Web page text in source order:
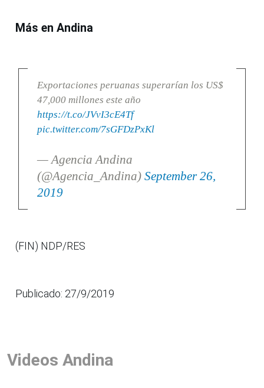
Más en Andina
Exportaciones peruanas superarían los US$
47,000 millones este año
https://t.co/JVvI3cE4Tf
pic.twitter.com/7sGFDzPxKl
— Agencia Andina
(@Agencia_Andina) September 26,
2019
(FIN) NDP/RES
Publicado: 27/9/2019
Videos Andina